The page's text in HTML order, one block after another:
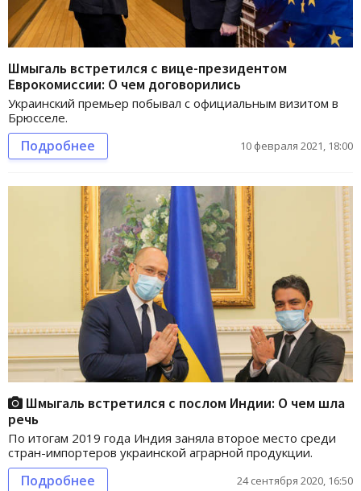
Шмыгаль встретился с вице-президентом
Еврокомиссии: О чем договорились
Украинский премьер побывал с официальным визитом в
Брюсселе.
Подробнее 10 февраля 2021, 18:00
Шмыгаль встретился с послом Индии: О чем шла
речь
По итогам 2019 года Индия заняла второе место среди
стран-импортеров украинской аграрной продукции.
Подробнее 24 сентября 2020, 16:50